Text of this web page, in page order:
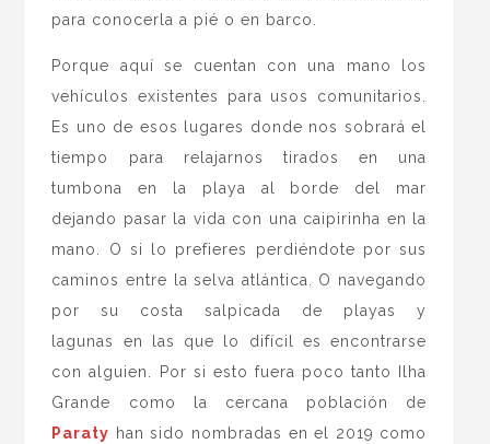
para conocerla a pié o en barco.
Porque aquí se cuentan con una mano los
vehículos existentes para usos comunitarios.
Es uno de esos lugares donde nos sobrará el
tiempo para relajarnos tirados en una
tumbona en la playa al borde del mar
dejando pasar la vida con una caipirinha en la
mano. O si lo prefieres perdiéndote por sus
caminos entre la selva atlántica. O navegando
por su costa salpicada de playas y
lagunas en las que lo difícil es encontrarse
con alguien. Por si esto fuera poco tanto Ilha
Grande como la cercana población de
Paraty han sido nombradas en el 2019 como